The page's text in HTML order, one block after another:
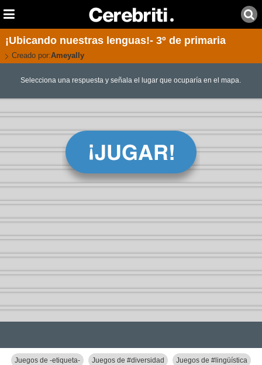
¡Ubicando nuestras lenguas!- 3º de primaria
Creado por:Ameyally
Selecciona una respuesta y señala el lugar que ocuparía en el mapa.
Juegos de -etiqueta- Juegos de #diversidad Juegos de #lingüística